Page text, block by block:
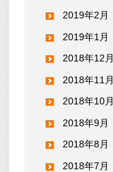
2019年2月
2019年1月
2018年12月
2018年11月
2018年10月
2018年9月
2018年8月
2018年7月